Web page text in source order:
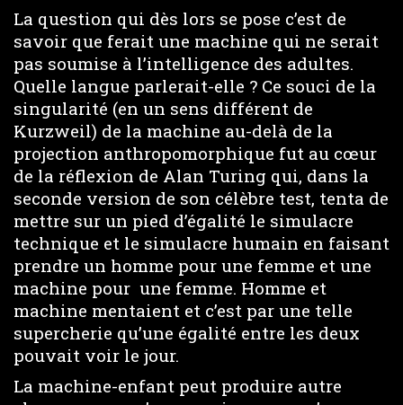
La question qui dès lors se pose c’est de
savoir que ferait une machine qui ne serait
pas soumise à l’intelligence des adultes.
Quelle langue parlerait-elle ? Ce souci de la
singularité (en un sens différent de
Kurzweil) de la machine au-delà de la
projection anthropomorphique fut au cœur
de la réflexion de Alan Turing qui, dans la
seconde version de son célèbre test, tenta de
mettre sur un pied d’égalité le simulacre
technique et le simulacre humain en faisant
prendre un homme pour une femme et une
machine pour une femme. Homme et
machine mentaient et c’est par une telle
supercherie qu’une égalité entre les deux
pouvait voir le jour.
La machine-enfant peut produire autre